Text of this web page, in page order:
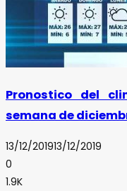
Pronostico del
semana de
13/12/201913/12/2019
0
1.9K